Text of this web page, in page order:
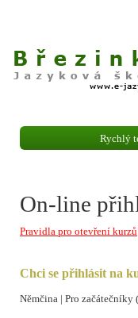
Rychlý
On-line
Pravidla pro otevření kurzů
Chci se přihlásit na
Němčina | Pro začátečníky